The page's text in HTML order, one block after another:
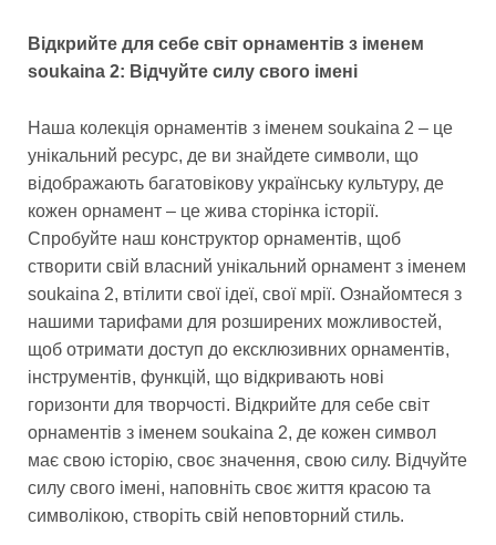
Відкрийте для себе світ орнаментів з іменем
soukaina 2: Відчуйте силу свого імені
Наша колекція орнаментів з іменем soukaina 2 – це
унікальний ресурс, де ви знайдете символи, що
відображають багатовікову українську культуру, де
кожен орнамент – це жива сторінка історії.
Спробуйте наш конструктор орнаментів, щоб
створити свій власний унікальний орнамент з іменем
soukaina 2, втілити свої ідеї, свої мрії. Ознайомтеся з
нашими тарифами для розширених можливостей,
щоб отримати доступ до ексклюзивних орнаментів,
інструментів, функцій, що відкривають нові
горизонти для творчості. Відкрийте для себе світ
орнаментів з іменем soukaina 2, де кожен символ
має свою історію, своє значення, свою силу. Відчуйте
силу свого імені, наповніть своє життя красою та
символікою, створіть свій неповторний стиль.